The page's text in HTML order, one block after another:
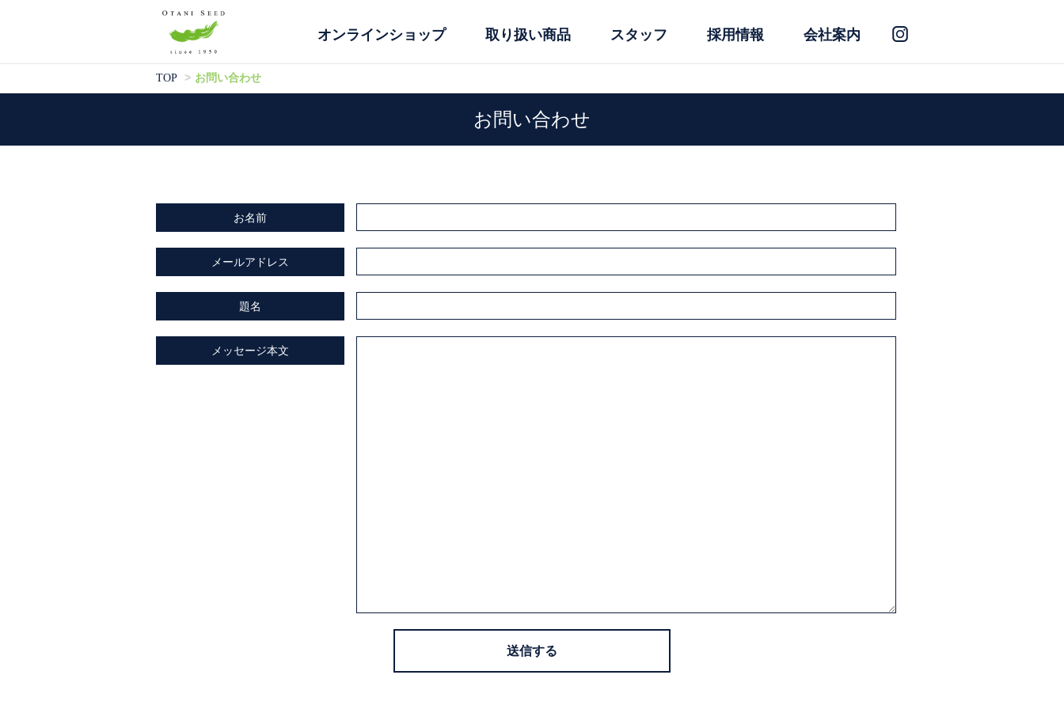
オンラインショップ 取り扱い商品 スタッフ 採用情報 会社案内
TOP お問い合わせ
お問い合わせ
お名前
メールアドレス
題名
メッセージ本文